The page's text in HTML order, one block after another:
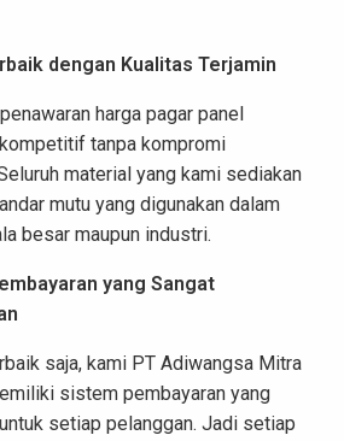
dengan Kualitas Terjamin
harga pagar panel
tanpa kompromi
material yang kami sediakan
mutu yang digunakan dalam
besar maupun industri.
yang Sangat
saja, kami PT Adiwangsa Mitra
sistem pembayaran yang
setiap pelanggan. Jadi setiap